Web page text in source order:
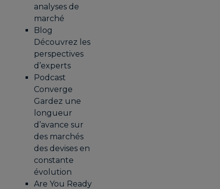
analyses de
marché
Blog
Découvrez les
perspectives
d’experts
Podcast
Converge
Gardez une
longueur
d’avance sur
des marchés
des devises en
constante
évolution
Are You Ready